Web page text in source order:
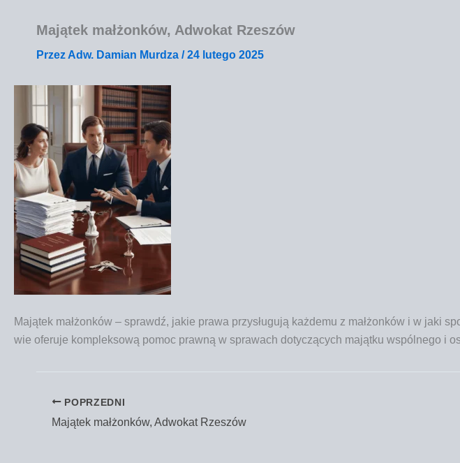
Majątek małżonków, Adwokat Rzeszów
Przez Adw. Damian Murdza /24 lutego 2025
Mają­tek mał­żon­ków – sprawdź, jakie pra­wa przy­słu­gu­ją każ­de­mu z mał­żon­ków i w
wie ofe­ru­je kom­plek­so­wą pomoc praw­ną w spra­wach doty­czą­cych mająt­ku wspól­ne­go i
POPRZEDNI
Majątek małżonków, Adwokat Rzeszów